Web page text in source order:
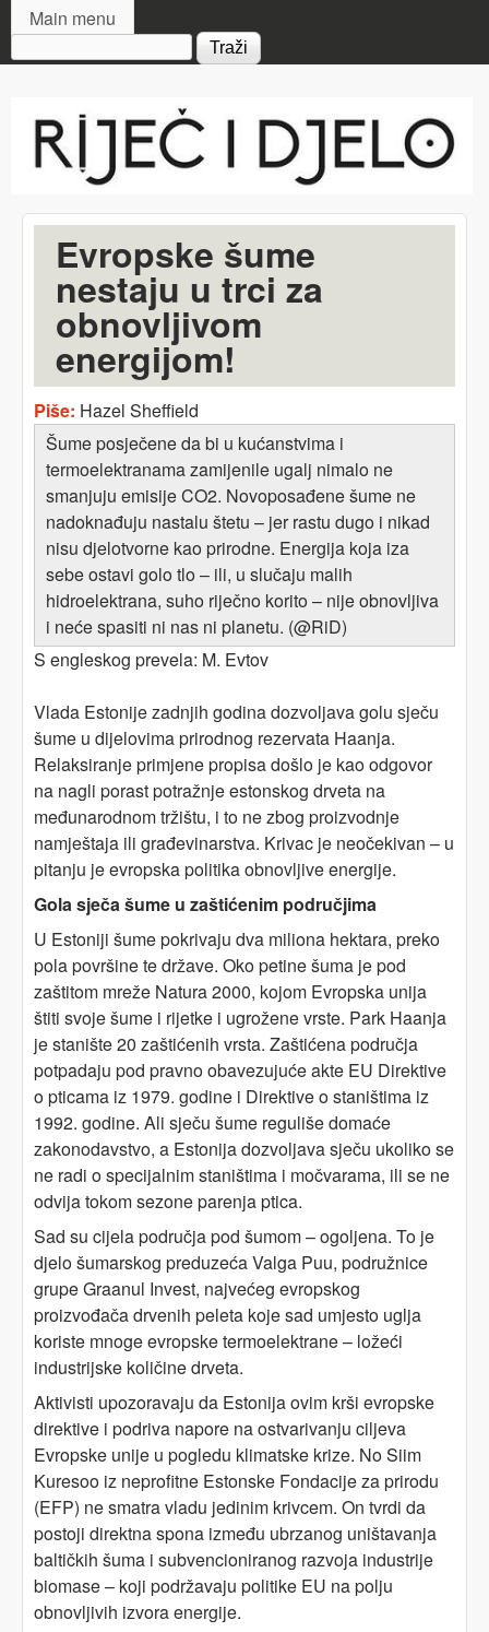
MAIN MENU
Main menu
Search form
i djelo
Evropske šume
nestaju u trci za
obnovljivom
energijom!
Piše: Hazel Sheffield
Šume posječene da bi u kućanstvima i
termoelektranama zamijenile ugalj nimalo ne
smanjuju emisije CO2. Novoposađene šume ne
nadoknađuju nastalu štetu – jer rastu dugo i nikad
nisu djelotvorne kao prirodne. Energija koja iza
sebe ostavi golo tlo – ili, u slučaju malih
hidroelektrana, suho riječno korito – nije obnovljiva
i neće spasiti ni nas ni planetu. (@RiD)
S engleskog prevela: M. Evtov
Vlada Estonije zadnjih godina dozvoljava golu sječu
šume u dijelovima prirodnog rezervata Haanja.
Relaksiranje primjene propisa došlo je kao odgovor
na nagli porast potražnje estonskog drveta na
međunarodnom tržištu, i to ne zbog proizvodnje
namještaja ili građevinarstva. Krivac je neočekivan – u
pitanju je evropska politika obnovljive energije.
Gola sječa šume u zaštićenim područjima
U Estoniji šume pokrivaju dva miliona hektara, preko
pola površine te države. Oko petine šuma je pod
zaštitom mreže Natura 2000, kojom Evropska unija
štiti svoje šume i rijetke i ugrožene vrste. Park Haanja
je stanište 20 zaštićenih vrsta. Zaštićena područja
potpadaju pod pravno obavezujuće akte EU Direktive
o pticama iz 1979. godine i Direktive o staništima iz
1992. godine. Ali sječu šume reguliše domaće
zakonodavstvo, a Estonija dozvoljava sječu ukoliko se
ne radi o specijalnim staništima i močvarama, ili se ne
odvija tokom sezone parenja ptica.
Sad su cijela područja pod šumom – ogoljena. To je
djelo šumarskog preduzeća Valga Puu, podružnice
grupe Graanul Invest, najvećeg evropskog
proizvođača drvenih peleta koje sad umjesto uglja
koriste mnoge evropske termoelektrane – ložeći
industrijske količine drveta.
Aktivisti upozoravaju da Estonija ovim krši evropske
direktive i podriva napore na ostvarivanju ciljeva
Evropske unije u pogledu klimatske krize. No Siim
Kuresoo iz neprofitne Estonske Fondacije za prirodu
(EFP) ne smatra vladu jedinim krivcem. On tvrdi da
postoji direktna spona između ubrzanog uništavanja
baltičkih šuma i subvencioniranog razvoja industrije
biomase – koji podržavaju politike EU na polju
obnovljivih izvora energije.